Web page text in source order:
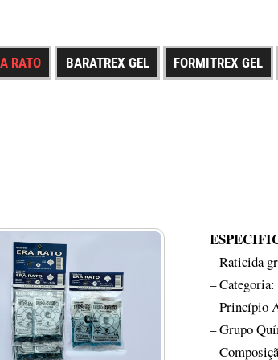
RATO BARATREX GEL FORMITREX GEL
– Raticida
–
– Princípio
– Grupo
–